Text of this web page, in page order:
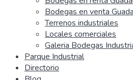
Bodegas en venta
Terrenos industriales
Locales comerciales
Galeria Bodegas
Parque Industrial
Directorio